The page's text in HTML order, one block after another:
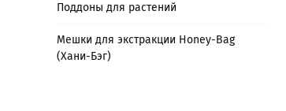
Поддоны для растений
Мешки для экстракции Honey-Bag
(Хани-Бэг)